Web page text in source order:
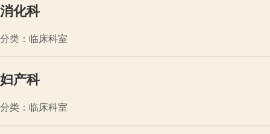
消化科
分类：临床科室
妇产科
分类：临床科室